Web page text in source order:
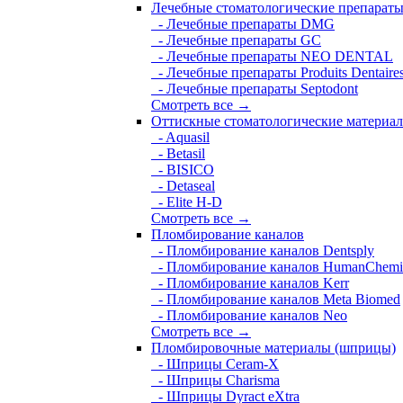
Лечебные стоматологические препараты
- Лечебные препараты DMG
- Лечебные препараты GC
- Лечебные препараты NEO DENTAL
- Лечебные препараты Produits
- Лечебные препараты Septodont
Смотреть все →
Оттискные стоматологические
- Aquasil
- Betasil
- BISICO
- Detaseal
- Elite H-D
Смотреть все →
Пломбирование каналов
- Пломбирование каналов Dentsply
- Пломбирование каналов
- Пломбирование каналов Kerr
- Пломбирование каналов Meta Biomed
- Пломбирование каналов Neo
Смотреть все →
Пломбировочные материалы (шприцы)
- Шприцы Ceram-X
- Шприцы Charisma
- Шприцы Dyract eXtra